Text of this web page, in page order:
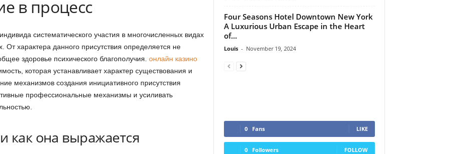
в процесс
систематического участия в многочисленных видах
От характера данного присутствия определяется не
здоровье психического благополучия. онлайн казино
которая устанавливает характер существования и
механизмов создания инициативного присутствия
профессиональные механизмы и усиливать
как она выражается
Four Seasons Hotel Downtown New York
A Luxurious Urban Escape in the Heart
of...
Louis - November 19, 2024
0 Fans LIKE
0 Followers FOLLOW